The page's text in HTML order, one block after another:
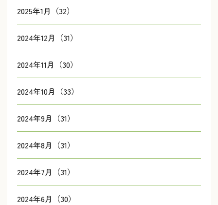
2025年1月（32）
2024年12月（31）
2024年11月（30）
2024年10月（33）
2024年9月（31）
2024年8月（31）
2024年7月（31）
2024年6月（30）